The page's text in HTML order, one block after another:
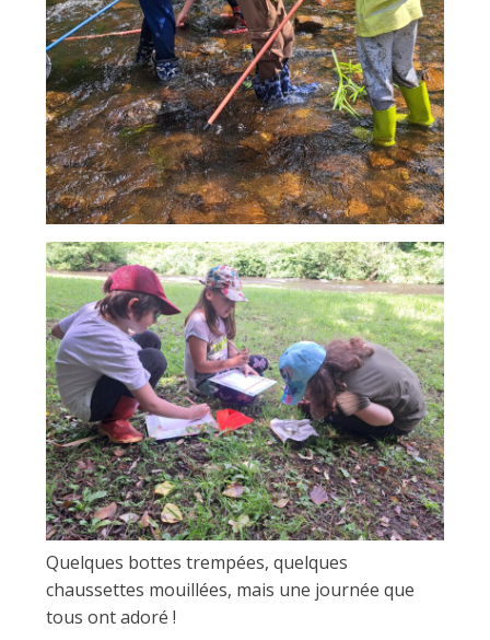
Quelques bottes trempées, quelques
chaussettes mouillées, mais une journée que
tous ont adoré !